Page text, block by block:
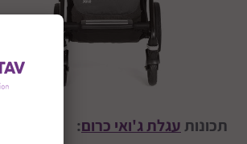
תכונותעגלת ג'ואי כרום: